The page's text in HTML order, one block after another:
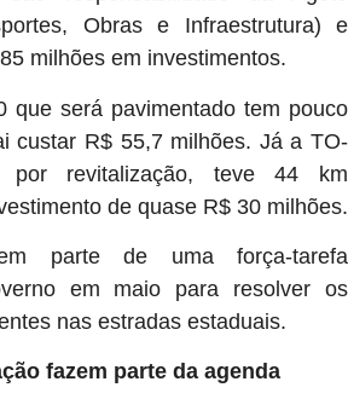
Obras e Infraestrutura) e
milhões em investimentos.
que será pavimentado tem pouco
custar R$ 55,7 milhões. Já a TO-
por revitalização, teve 44 km
de quase R$ 30 milhões.
parte de uma força-tarefa
em maio para resolver os
nas estradas estaduais.
fazem parte da agenda